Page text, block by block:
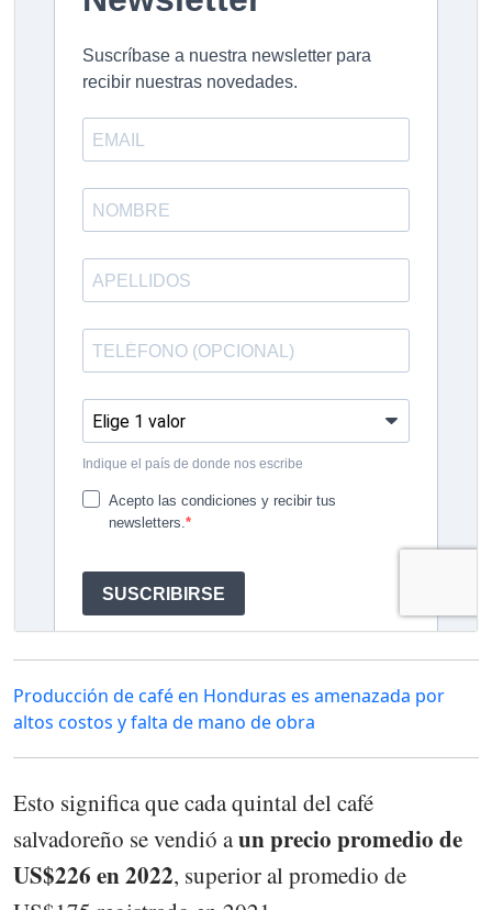
Producción de café en Honduras es amenazada por
altos costos y falta de mano de obra
Esto significa que cada quintal del café
salvadoreño se vendió aun precio promedio de
US$226 en 2022, superior al promedio de